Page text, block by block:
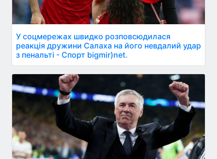
У соцмережах швидко розповсюдилася
реакція дружини Салаха на його невдалий удар
з пенальті - Спорт bigmir)net.